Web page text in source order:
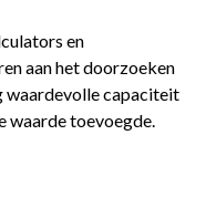
en
aan het doorzoeken
waardevolle capaciteit
waarde toevoegde.